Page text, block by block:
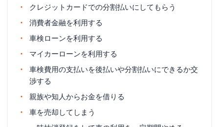
クレジットカードでの分割払いにしてもらう
消費者金融を利用する
車検ローンを利用する
マイカーローンを利用する
車検費用の支払いを後払いや分割払いにできるか交
渉する
親族や知人からお金を借りる
車を売却してしまう